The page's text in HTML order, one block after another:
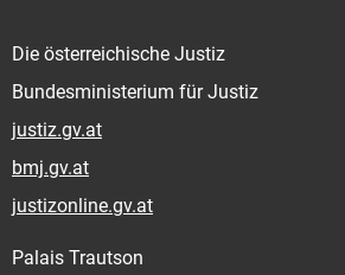
Die österreichische Justiz
Bundesministerium für Justiz
justiz.gv.at
bmj.gv.at
justizonline.gv.at
Palais Trautson